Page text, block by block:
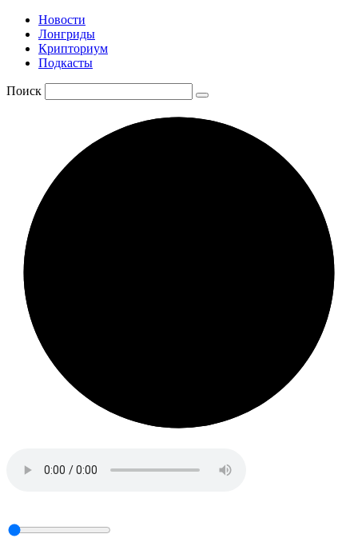
Новости
Лонгриды
Крипториум
Подкасты
Поиск